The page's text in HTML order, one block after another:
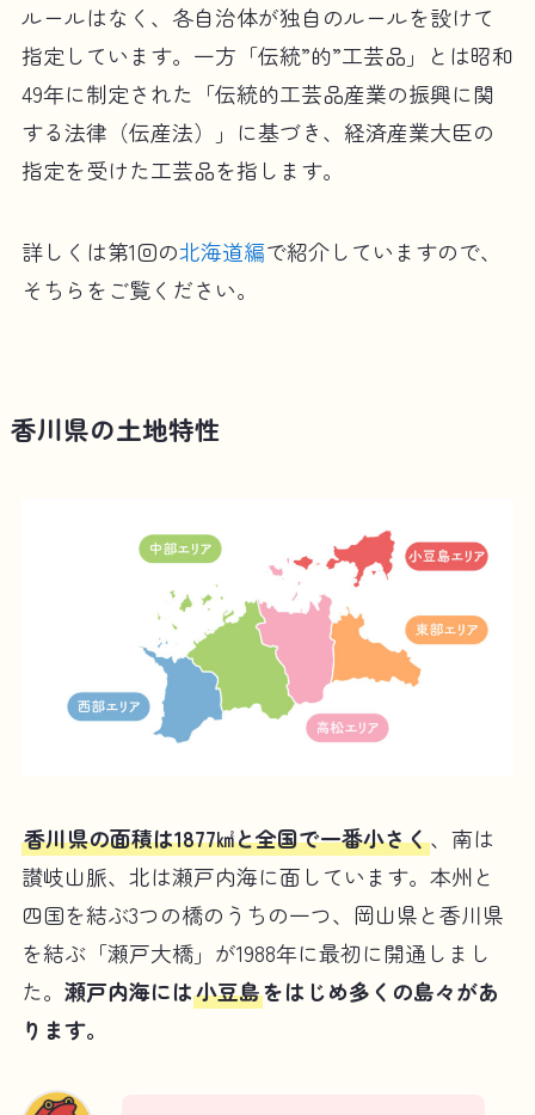
ルールはなく、各自治体が独自のルールを設けて
指定しています。一方「伝統”的”工芸品」とは昭和
49年に制定された「伝統的工芸品産業の振興に関
する法律（伝産法）」に基づき、経済産業大臣の
指定を受けた工芸品を指します。
詳しくは第1回の北海道編で紹介していますので、
そちらをご覧ください。
香川県の土地特性
香川県の面積は1877㎢と全国で一番小さく、南は
讃岐山脈、北は瀬戸内海に面しています。本州と
四国を結ぶ3つの橋のうちの一つ、岡山県と香川県
を結ぶ「瀬戸大橋」が1988年に最初に開通しまし
た。 瀬戸内海には小豆島をはじめ多くの島々があ
ります。